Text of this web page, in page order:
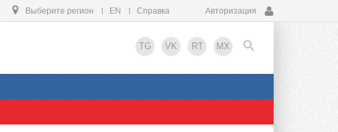
Выберите регион EN Справка Авторизация
TG VK RT MX